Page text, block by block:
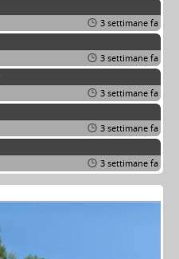
3 settimane fa
3 settimane fa
3 settimane fa
3 settimane fa
3 settimane fa